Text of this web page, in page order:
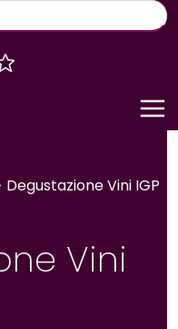
Degustazione Vini IGP
Vini